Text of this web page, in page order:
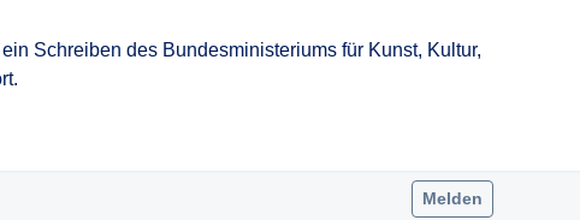
Schreiben des Bundesministeriums für Kunst, Kultur,
Melden